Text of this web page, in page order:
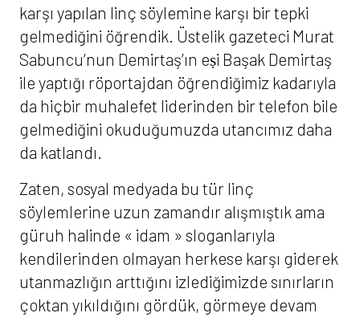
karşı yapılan linç söylemine karşı bir tepki
gelmediğini öğrendik. Üstelik gazeteci Murat
Sabuncu’nun Demirtaş’ın eṣi Başak Demirtaş
ile yaptığı röportajdan öğrendiğimiz kadarıyla
da hiçbir muhalefet liderinden bir telefon bile
gelmediğini okuduğumuzda utancımız daha
da katlandı.
Zaten, sosyal medyada bu tür linç
söylemlerine uzun zamandır alışmıştık ama
güruh halinde « idam » sloganlarıyla
kendilerinden olmayan herkese karşı giderek
utanmazlığın arttığını izlediğimizde sınırların
çoktan yıkıldığını gördük, görmeye devam